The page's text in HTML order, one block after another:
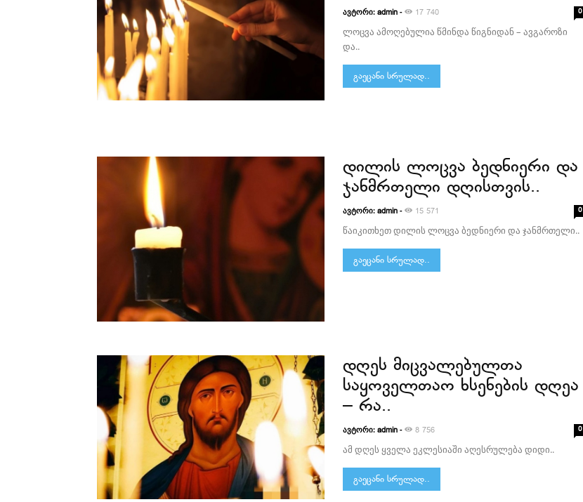
ავტორი: admin - 17 740 0
ლოცვა ამოღებულია წმინდა წიგნიდან – ავგაროზი
და..
გაეცანი სრულად..
დილის ლოცვა ბედნიერი და
ჯანმრთელი დღისთვის..
ავტორი: admin - 15 571 0
წაიკითხეთ დილის ლოცვა ბედნიერი და ჯანმრთელი..
გაეცანი სრულად..
დღეს მიცვალებულთა
საყოველთაო ხსენების დღეა
– რა..
ავტორი: admin - 8 756 0
ამ დღეს ყველა ეკლესიაში აღესრულება დიდი..
გაეცანი სრულად..